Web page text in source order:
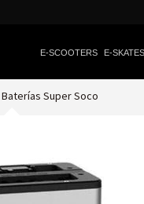
E-SCOOTERS E-SKATES
Baterías Super Soco